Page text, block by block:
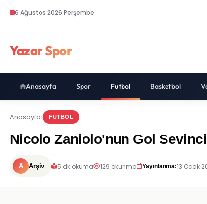
6 Ağustos 2026 Perşembe
Yazar Spor
Anasayfa Spor Futbol Basketbol
Anasayfa FUTBOL
Nicolo Zaniolo'nun Gol
A Arşiv 5 dk okuma 129 okunma Yayınlanma:13 Ocak